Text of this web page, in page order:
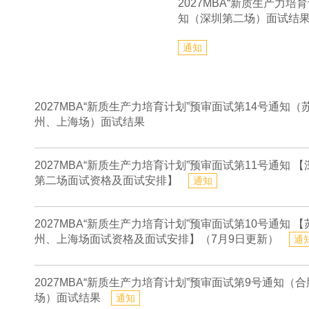
2027MBA“新质生产力培
知（深圳第二场）面试结
通知
2027MBA“新质生产力培育计划”预审面试第14号通知（
州、上海场）面试结果
2027MBA“新质生产力培育计划”预审面试第11号通知 【
第二场面试资格及面试安排】
通知
2027MBA“新质生产力培育计划”预审面试第10号通知 【
州、上海场面试资格及面试安排】（7月9日更新）
通
2027MBA“新质生产力培育计划”预审面试第9号通知（合
场）面试结果
通知